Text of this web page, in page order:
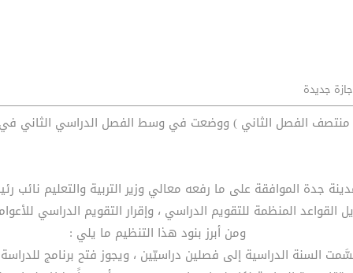
جديدة
منتصف الفصل الثاني ) ووضعت في وسط الفصل الدراسي الثاني في
جدة الموافقة على ما رفعه معالي وزير التربية والتعليم نائب
ومن أبرز بنود هذا التنظيم ما يلي :